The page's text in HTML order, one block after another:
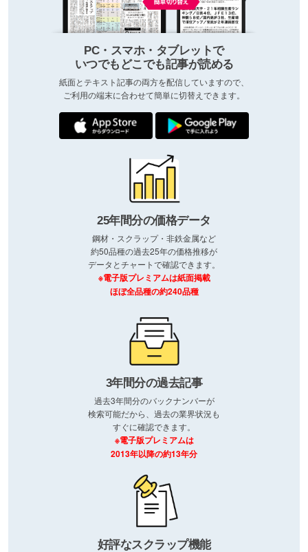
PC・スマホ・タブレットで
いつでもどこでも記事が読める
紙面とテキスト記事の両方を配信していますので、
ご利用の端末に合わせて簡単に切替えできます。
25年間分の価格データ
鋼材・スクラップ・非鉄金属など
約50品種の過去25年の価格推移が
データとチャートで確認できます。
※電子版プレミアムは紙面掲載
ほぼ全品種の約240品種
3年間分の過去記事
過去3年間分のバックナンバーが
検索可能だから、過去の業界状況も
すぐに確認できます。
※電子版プレミアムは
2013年以降の約13年分
好評なスクラップ機能